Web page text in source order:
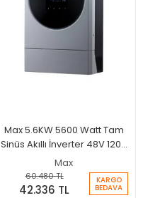
Max 5.6KW 5600 Watt Tam
Sinüs Akıllı İnverter 48V 120A
MPPT Paralellenebilir
İnverter
Max
60.480 TL
42.336 TL
KARGO
BEDAVA